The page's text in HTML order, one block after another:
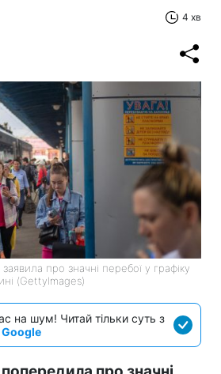
4 хв
про значні перебої у графіку
(GettyImages)
на шум! Читай тільки суть з
Google